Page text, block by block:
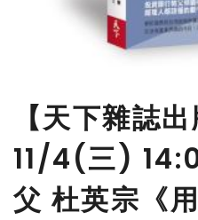
【天下雜誌
11/4(三)
父 杜英宗《